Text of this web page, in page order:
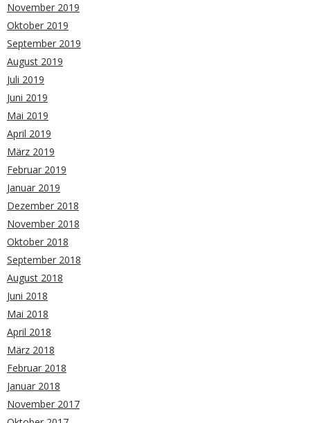
November 2019
Oktober 2019
September 2019
August 2019
Juli 2019
Juni 2019
Mai 2019
April 2019
März 2019
Februar 2019
Januar 2019
Dezember 2018
November 2018
Oktober 2018
September 2018
August 2018
Juni 2018
Mai 2018
April 2018
März 2018
Februar 2018
Januar 2018
November 2017